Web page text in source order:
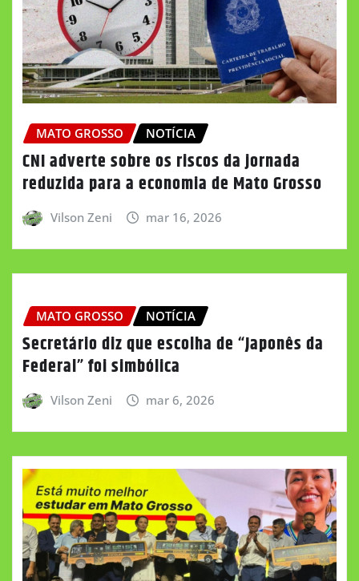
MATO GROSSO NOTÍCIA
CNI adverte sobre os riscos da jornada
reduzida para a economia de Mato Grosso
Vilson Zeni mar 16, 2026
MATO GROSSO NOTÍCIA
Secretário diz que escolha de “Japonês da
Federal” foi simbólica
Vilson Zeni mar 6, 2026